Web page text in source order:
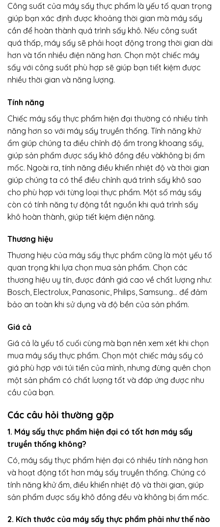
Công suất của máy sấy thực phẩm là yếu tố quan trọng
giúp bạn xác định được khoảng thời gian mà máy sấy
cần để hoàn thành quá trình sấy khô. Nếu công suất
quá thấp, máy sấy sẽ phải hoạt động trong thời gian dài
hơn và tốn nhiều điện năng hơn. Chọn một chiếc máy
sấy với công suất phù hợp sẽ giúp bạn tiết kiệm được
nhiều thời gian và năng lượng.
Tính năng
Chiếc máy sấy thực phẩm hiện đại thường có nhiều tính
năng hơn so với máy sấy truyền thống. Tính năng khử
ẩm giúp chúng ta điều chỉnh độ ẩm trong khoang sấy,
giúp sản phẩm được sấy khô đồng đều vàkhông bị ẩm
mốc. Ngoài ra, tính năng điều khiển nhiệt độ và thời gian
giúp chúng ta có thể điều chỉnh quá trình sấy khô sao
cho phù hợp với từng loại thực phẩm. Một số máy sấy
còn có tính năng tự động tắt nguồn khi quá trình sấy
khô hoàn thành, giúp tiết kiệm điện năng.
Thương hiệu
Thương hiệu của máy sấy thực phẩm cũng là một yếu tố
quan trọng khi lựa chọn mua sản phẩm. Chọn các
thương hiệu uy tín, được đánh giá cao về chất lượng như:
Bosch, Electrolux, Panasonic, Philips, Samsung… để đảm
bảo an toàn khi sử dụng và độ bền của sản phẩm.
Giá cả
Giá cả là yếu tố cuối cùng mà bạn nên xem xét khi chọn
mua máy sấy thực phẩm. Chọn một chiếc máy sấy có
giá phù hợp với túi tiền của mình, nhưng đừng quên chọn
một sản phẩm có chất lượng tốt và đáp ứng được nhu
cầu của bạn.
Các câu hỏi thường gặp
1. Máy sấy thực phẩm hiện đại có tốt hơn máy sấy
truyền thống không?
Có, máy sấy thực phẩm hiện đại có nhiều tính năng hơn
và hoạt động tốt hơn máy sấy truyền thống. Chúng có
tính năng khử ẩm, điều khiển nhiệt độ và thời gian, giúp
sản phẩm được sấy khô đồng đều và không bị ẩm mốc.
2. Kích thước của máy sấy thực phẩm phải như thế nào